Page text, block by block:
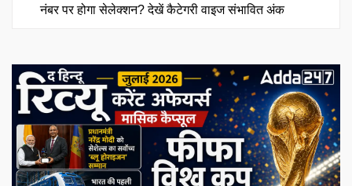
नंबर पर होगा सेलेक्शन? देखें कैटेगरी वाइज संभावित अंक